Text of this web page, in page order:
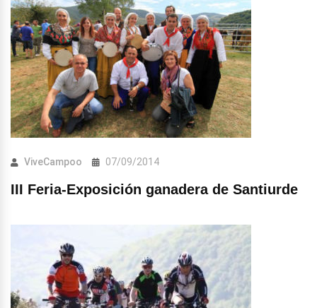
ViveCampoo 07/09/2014
III Feria-Exposición ganadera de Santiurde